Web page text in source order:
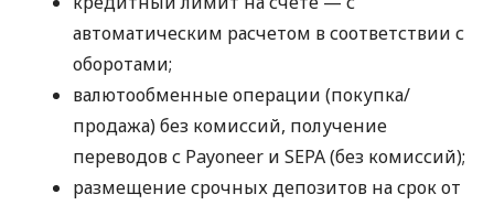
автоматическим расчетом в соответствии с
оборотами;
валютообменные операции (покупка/
продажа) без комиссий, получение
переводов с Payoneer и SEPA (без комиссий);
размещение срочных депозитов на срок от